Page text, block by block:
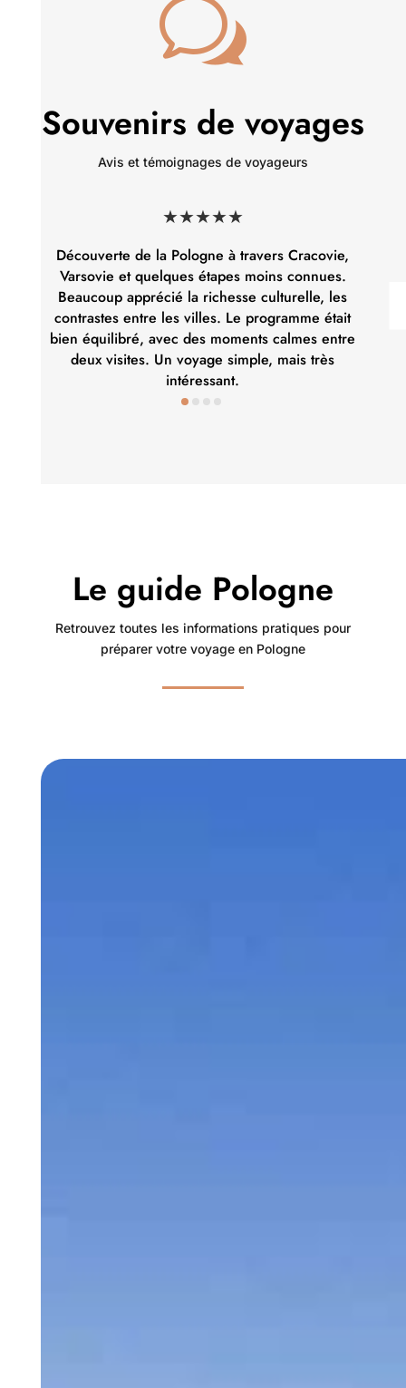
w
Souvenirs de voyages
Avis et témoignages de voyageurs
★★★★★
Découverte de la Pologne à travers Cracovie,
Varsovie et quelques étapes moins connues.
Beaucoup apprécié la richesse culturelle, les
contrastes entre les villes. Le programme était
bien équilibré, avec des moments calmes entre
deux visites. Un voyage simple, mais très
intéressant.
Le guide Pologne
Retrouvez toutes les informations pratiques pour
préparer votre voyage en Pologne